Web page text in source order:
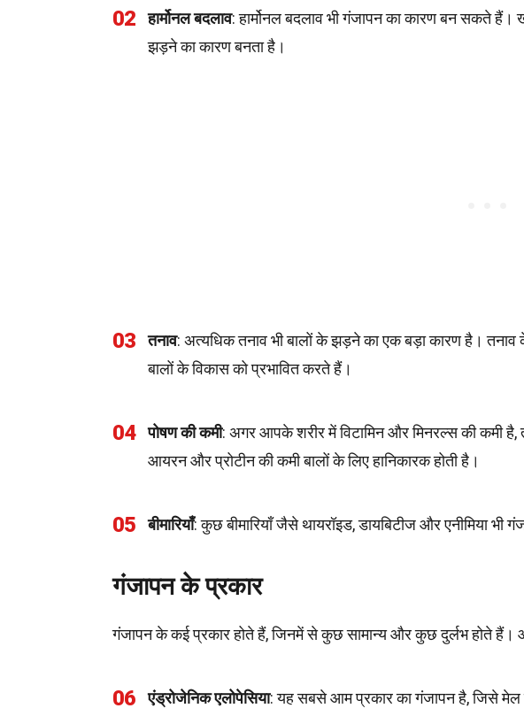
02 हार्मोनल बदलाव: हार्मोनल बदलाव भी गंजापन का कारण बन सकते हैं।
झड़ने का कारण बनता है।
03 तनाव: अत्यधिक तनाव भी बालों के झड़ने का एक बड़ा कारण है। तनाव
बालों के विकास को प्रभावित करते हैं।
04 पोषण की कमी: अगर आपके शरीर में विटामिन और मिनरल्स की कमी
आयरन और प्रोटीन की कमी बालों के लिए हानिकारक होती है।
05 बीमारियाँ: कुछ बीमारियाँ जैसे थायरॉइड, डायबिटीज और एनीमिया भी
गंजापन के प्रकार
गंजापन के कई प्रकार होते हैं, जिनमें से कुछ सामान्य और कुछ दुर्लभ होते हैं।
06 एंड्रोजेनिक एलोपेसिया: यह सबसे आम प्रकार का गंजापन है, जिसे मेल